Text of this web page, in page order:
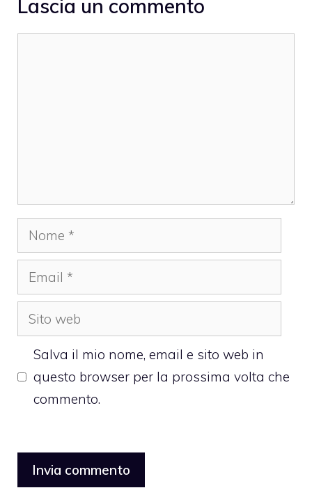
Lascia un commento
Nome
Email
Sito
web
Salva il mio nome, email e sito web in
questo browser per la prossima volta che
commento.